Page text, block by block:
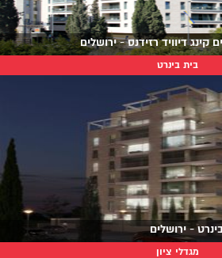
קינג דיוויד רזידנס - ירושלים
בית בינרט
- ירושלים
מגדלי ציון